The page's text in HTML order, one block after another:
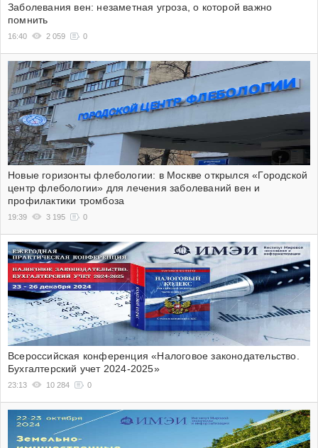
Заболевания вен: незаметная угроза, о которой важно
помнить
16:40 2 059 0
Новые горизонты флебологии: в Москве открылся «Городской
центр флебологии» для лечения заболеваний вен и
профилактики тромбоза
19:39 3 195 0
Всероссийская конференция «Налоговое законодательство.
Бухгалтерский учет 2024-2025»
23:13 10 284 0